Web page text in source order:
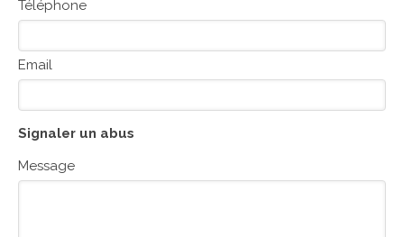
Téléphone
Email
Signaler un abus
Message